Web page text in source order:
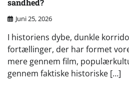
Juni 25, 2026
I historiens dybe, dunkle
fortællinger, der har formet
mere gennem film,
gennem faktiske historiske […]